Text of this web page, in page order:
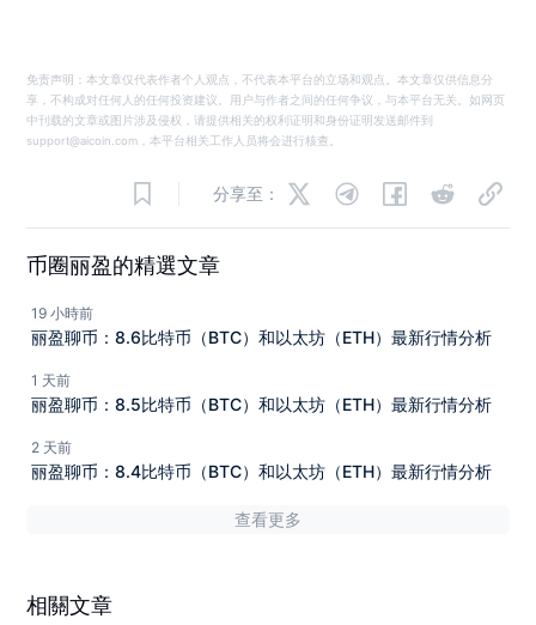
免责声明：本文章仅代表作者个人观点，不代表本平台的立场和观点。本文章仅供信息分
享，不构成对任何人的任何投资建议。用户与作者之间的任何争议，与本平台无关。如网页
中刊载的文章或图片涉及侵权，请提供相关的权利证明和身份证明发送邮件到
support@aicoin.com，本平台相关工作人员将会进行核查。
分享至：
币圈丽盈的精選文章
19 小時前
丽盈聊币：8.6比特币（BTC）和以太坊（ETH）最新行情分析
1 天前
丽盈聊币：8.5比特币（BTC）和以太坊（ETH）最新行情分析
2 天前
丽盈聊币：8.4比特币（BTC）和以太坊（ETH）最新行情分析
查看更多
相關文章